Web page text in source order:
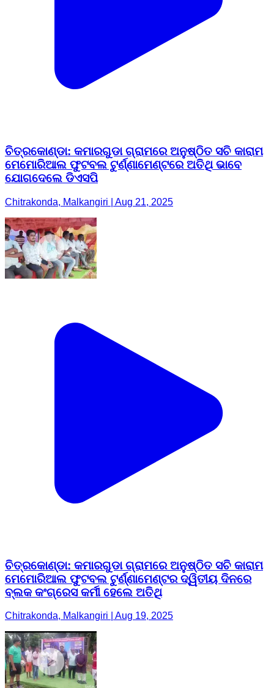
ଚିତ୍ରକୋଣ୍ଡା: କମାରଗୁଡା ଗ୍ରାମରେ ଅନୁଷ୍ଠିତ ସଚି କାରାମ
ମେମୋରିଆଲ ଫୁଟବଲ ଟୁର୍ଣ୍ଣାମେଣ୍ଟରେ ଅତିଥି ଭାବେ
ଯୋଗଦେଲେ ଡିଏସପି
Chitrakonda, Malkangiri | Aug 21, 2025
ଚିତ୍ରକୋଣ୍ଡା: କମାରଗୁଡା ଗ୍ରାମରେ ଅନୁଷ୍ଠିତ ସଚି କାରାମ
ମେମୋରିଆଲ ଫୁଟବଲ ଟୁର୍ଣ୍ଣାମେଣ୍ଟର ଦ୍ୱିତୀୟ ଦିନରେ
ବ୍ଲକ କଂଗ୍ରେସ କର୍ମୀ ହେଲେ ଅତିଥି
Chitrakonda, Malkangiri | Aug 19, 2025